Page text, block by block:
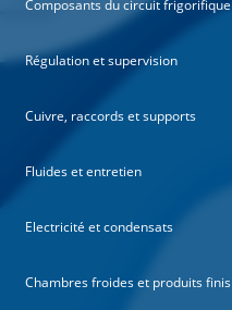
Composants du circuit frigorifique
Régulation et supervision
Cuivre, raccords et supports
Fluides et entretien
Electricité et condensats
Chambres froides et produits finis